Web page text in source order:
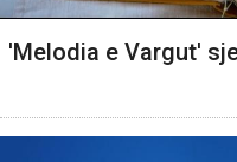
'Melodia e Vargut'